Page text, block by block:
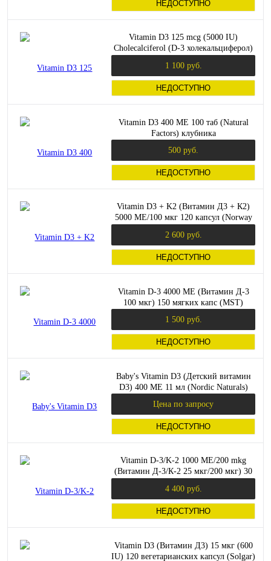
НЕДОСТУПНО
Vitamin D3 125 mcg (5000 IU)
Cholecalciferol (D-3 холекальциферол)
1 100 руб.
НЕДОСТУПНО
Vitamin D3 400 МЕ 100 таб (Natural
Factors) клубника
500 руб.
НЕДОСТУПНО
Vitamin D3 + K2 (Витамин Д3 + К2)
5000 МЕ/100 мкг 120 капсул (Norway
2 600 руб.
НЕДОСТУПНО
Vitamin D-3 4000 МЕ (Витамин Д-3
100 мкг) 150 мягких капс (MST)
1 500 руб.
НЕДОСТУПНО
Baby's Vitamin D3 (Детский витамин
D3) 400 МЕ 11 мл (Nordic Naturals)
Цена по запросу
НЕДОСТУПНО
Vitamin D-3/K-2 1000 МЕ/200 mkg
(Витамин Д-3/К-2 25 мкг/200 мкг) 30
4 400 руб.
НЕДОСТУПНО
Vitamin D3 (Витамин Д3) 15 мкг (600
IU) 120 вегетарианских капсул (Solgar)